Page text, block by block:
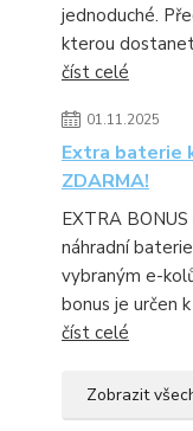
jednoduché.
kterou
číst celé
01.11.2025
Extra baterie
ZDARMA!
EXTRA
náhradní
vybraným e-
bonus je určen
číst celé
Zobrazit